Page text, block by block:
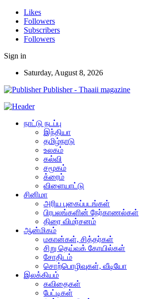
Likes
Followers
Subscribers
Followers
Sign in
Saturday, August 8, 2026
Publisher - Thaaii magazine
நாட்டு நடப்பு
இந்தியா
தமிழ்நாடு
உலகம்
கல்வி
சமூகம்
க்ரைம்
விளையாட்டு
சினிமா
அரிய புகைப்படங்கள்
பிரபலங்களின் நேர்காணல்கள்
திரை விமர்சனம்
ஆன்மிகம்
மகான்கள், சித்தர்கள்
சிறு தெய்வக் கோயில்கள்
சோதிடம்
சொற்பொழிவுகள், வீடியோ
இலக்கியம்
கவிதைகள்
பேட்டிகள்